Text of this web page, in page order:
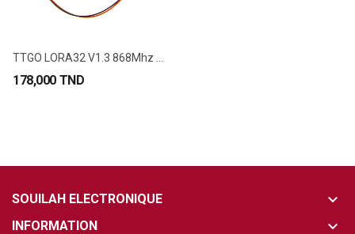
178,000 TND
SOUILAH ELECTRONIQUE keyboard_arrow_down
INFORMATION keyboard_arrow_down